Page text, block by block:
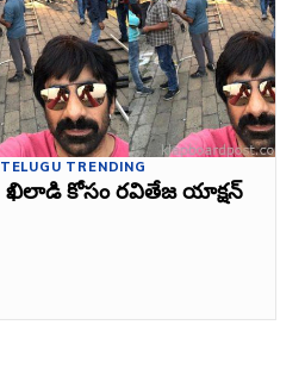
TELUGU TRENDING
ఖిలాడి కోసం రవితేజ యాక్షన్